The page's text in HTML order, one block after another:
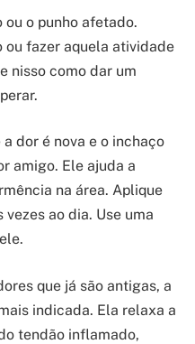
o punho afetado.
ou fazer aquela atividade
nisso como dar um
a dor é nova e o inchaço
amigo. Ele ajuda a
na área. Aplique
ao dia. Use uma
que já são antigas, a
indicada. Ela relaxa a
tendão inflamado,